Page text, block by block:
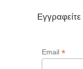
Email *